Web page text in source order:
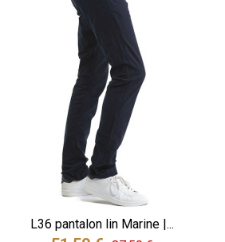
L36 pantalon lin Marine |...